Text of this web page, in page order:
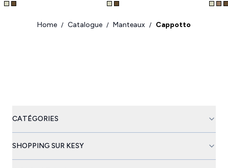
Home / Catalogue / Manteaux / Cappotto
CATÉGORIES
SHOPPING SUR KESY